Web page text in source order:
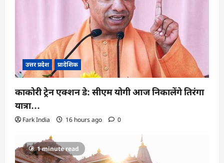
उत्तर प्रदेश प्रादेशिक
काकोरी ट्रेन एक्शन डे: सीएम योगी आज निकालेंगे तिरंगा
यात्रा…
Fark India 16 hours ago 0
1 minute read